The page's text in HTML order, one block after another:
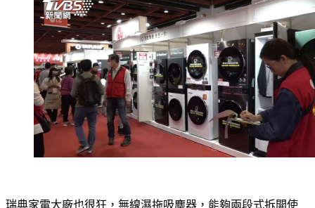
瑞典家電大廠也很狂，無線濕拖吸塵器，能夠兩段式拆開使